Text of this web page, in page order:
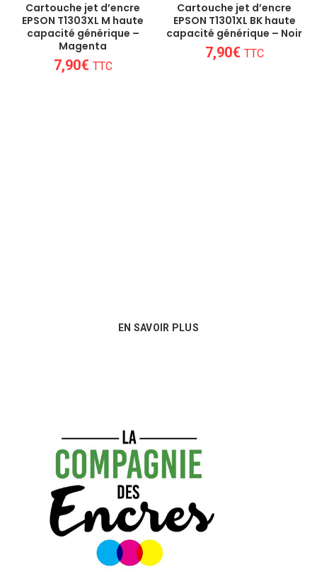
Cartouche jet d’encre
EPSON T1303XL M haute
capacité générique –
Magenta
7,90€ TTC
Cartouche jet d’encre
EPSON T1301XL BK haute
capacité générique – Noir
7,90€ TTC
EN SAVOIR PLUS